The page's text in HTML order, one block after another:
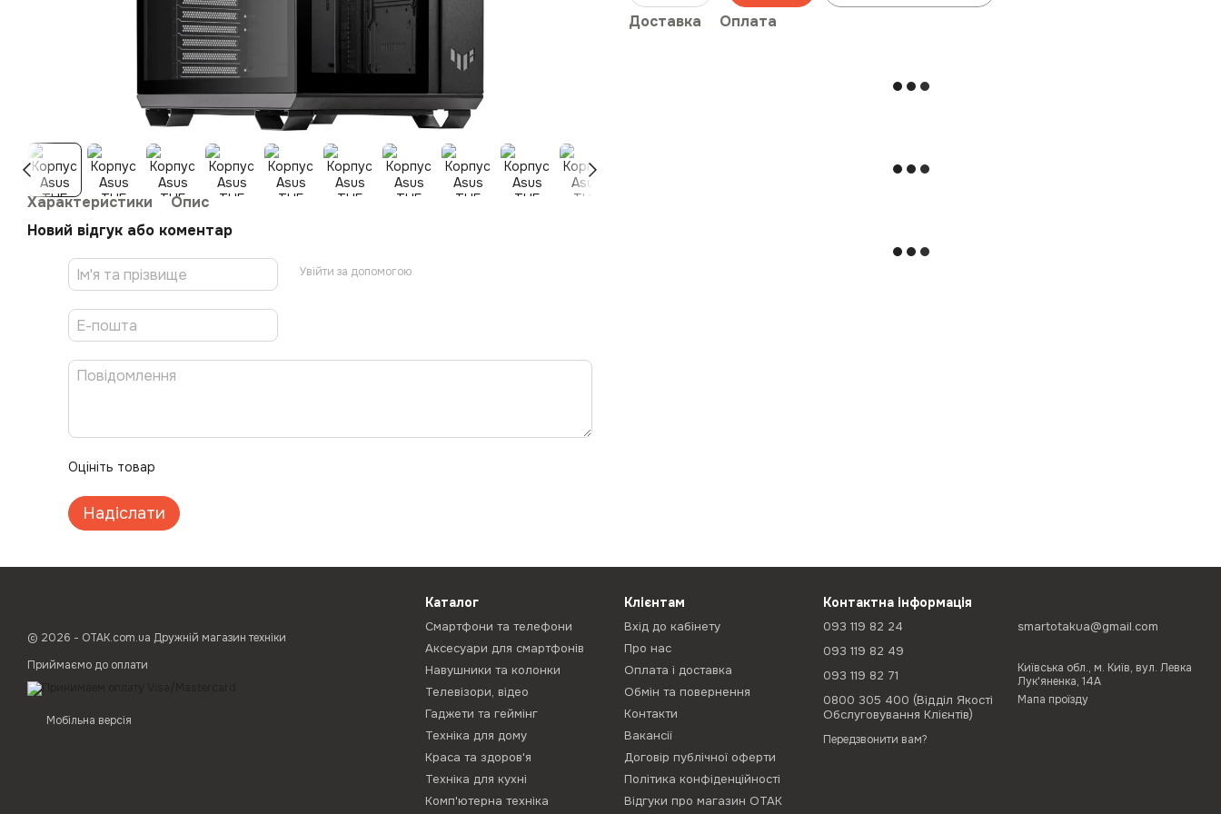
Характеристики
Опис
Новий відгук або коментар
Увійти за допомогою
Оцініть товар
Надіслати
Доставка Оплата
© 2026 - ОТАК.com.ua Дружній магазин техніки
Приймаємо до оплати
Мобільна версія
Каталог
Смартфони та телефони
Аксесуари для смартфонів
Навушники та колонки
Телевізори, відео
Гаджети та геймінг
Техніка для дому
Краса та здоров'я
Техніка для кухні
Комп'ютерна техніка
Клієнтам
Вхід до кабінету
Про нас
Оплата і доставка
Обмін та повернення
Контакти
Вакансії
Договір публічної оферти
Політика конфіденційності
Відгуки про магазин ОТАК
Контактна інформація
093 119 82 24
093 119 82 49
093 119 82 71
0800 305 400 (Відділ Якості
Обслуговування Клієнтів)
Передзвонити вам?
smartotakua@gmail.com
Київська обл., м. Київ, вул. Левка
Лук'яненка, 14А
Мапа проїзду